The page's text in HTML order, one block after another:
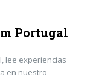
Portugal
lee experiencias
en nuestro